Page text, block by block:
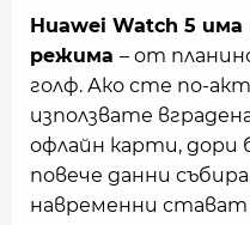
Huawei Watch 5
режима – от
голф. Ако сте по-
използвате
офлайн карти, дори
повече данни
навременни